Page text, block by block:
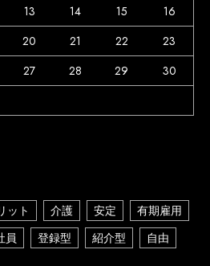
13 14 15
16
20 21 22
23
27 28 29
30
ット 介護 安定
有期雇用
員 登録型 紹介型
自由